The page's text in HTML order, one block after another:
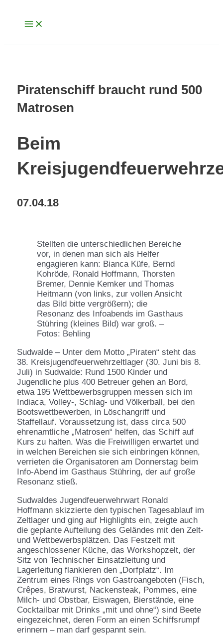
springen
Piratenschiff braucht rund 500
Matrosen
Beim
07.04.18
Stellten die unterschiedlichen Bereiche
vor, in denen man sich als Helfer
engagieren kann: Bianca Küfe, Bernd
Kohröde, Ronald Hoffmann, Thorsten
Bremer, Dennie Kemker und Thomas
Heitmann (von links, zur vollen Ansicht
das Bild bitte vergrößern); die
Resonanz des Infoabends im Gasthaus
Stühring (kleines Bild) war groß. –
Fotos: Behling
Sudwalde – Unter dem Motto „Piraten“ steht das
38. Kreisjugendfeuerwehrzeltlager (30. Juni bis 8.
Juli) in Sudwalde: Rund 1500 Kinder und
Jugendliche plus 400 Betreuer gehen an Bord,
etwa 195 Wettbewerbsgruppen messen sich im
Indiaca, Volley-, Schlag- und Völkerball, bei den
Bootswettbewerben, in Löschangriff und
Staffellauf. Voraussetzung ist, dass circa 500
ehrenamtliche „Matrosen“ helfen, das Schiff auf
Kurs zu halten. Was die Freiwilligen erwartet und
in welchen Bereichen sie sich einbringen können,
verrieten die Organisatoren am Donnerstag beim
Info-Abend im Gasthaus Stühring, der auf große
Resonanz stieß.
Sudwaldes Jugendfeuerwehrwart Ronald
Hoffmann skizzierte den typischen Tagesablauf im
Zeltlager und ging auf Highlights ein, zeigte auch
die geplante Aufteilung des Geländes mit den Zelt-
und Wettbewerbsplätzen. Das Festzelt mit
angeschlossener Küche, das Workshopzelt, der
Sitz von Technischer Einsatzleitung und
Lagerleitung flankieren den „Dorfplatz“. Im
Zentrum eines Rings von Gastroangeboten (Fisch,
Crêpes, Bratwurst, Nackensteak, Pommes, eine
Milch- und Obstbar, Eiswagen, Bierstände, eine
Cocktailbar mit Drinks „mit und ohne“) sind Beete
eingezeichnet, deren Form an einen Schiffsrumpf
erinnern – man darf gespannt sein.